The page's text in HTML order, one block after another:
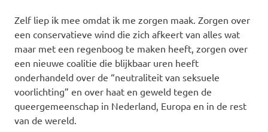
Zelf liep ik mee omdat ik me zorgen maak. Zorgen over
een conservatieve wind die zich afkeert van alles wat
maar met een regenboog te maken heeft, zorgen over
een nieuwe coalitie die blijkbaar uren heeft
onderhandeld over de “neutraliteit van seksuele
voorlichting” en over haat en geweld tegen de
queergemeenschap in Nederland, Europa en in de rest
van de wereld.